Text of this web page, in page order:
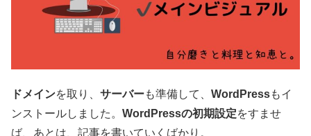
ドメインを取り、 サーバーも準備して、 WordPressもイ
ンストールしました。 WordPressの初期設定をすませ
ば、あとは、記事を書いていくばかり。